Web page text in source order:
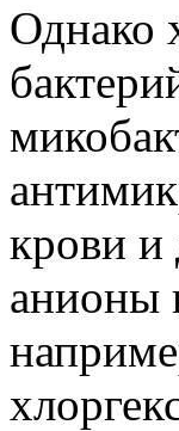
Однако
крови и
анионы